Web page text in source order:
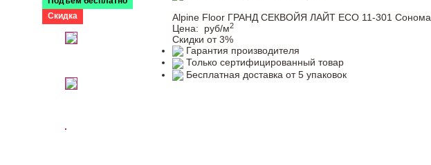
Скидка
Alpine Floor ГРАНД СЕКВОЙЯ ЛАЙТ ЕСО 11-301 Сонома
Цена:
руб/м2
Скидки от 3%
Гарантия производителя
Только сертифицированный товар
Бесплатная доставка от 5 упаковок